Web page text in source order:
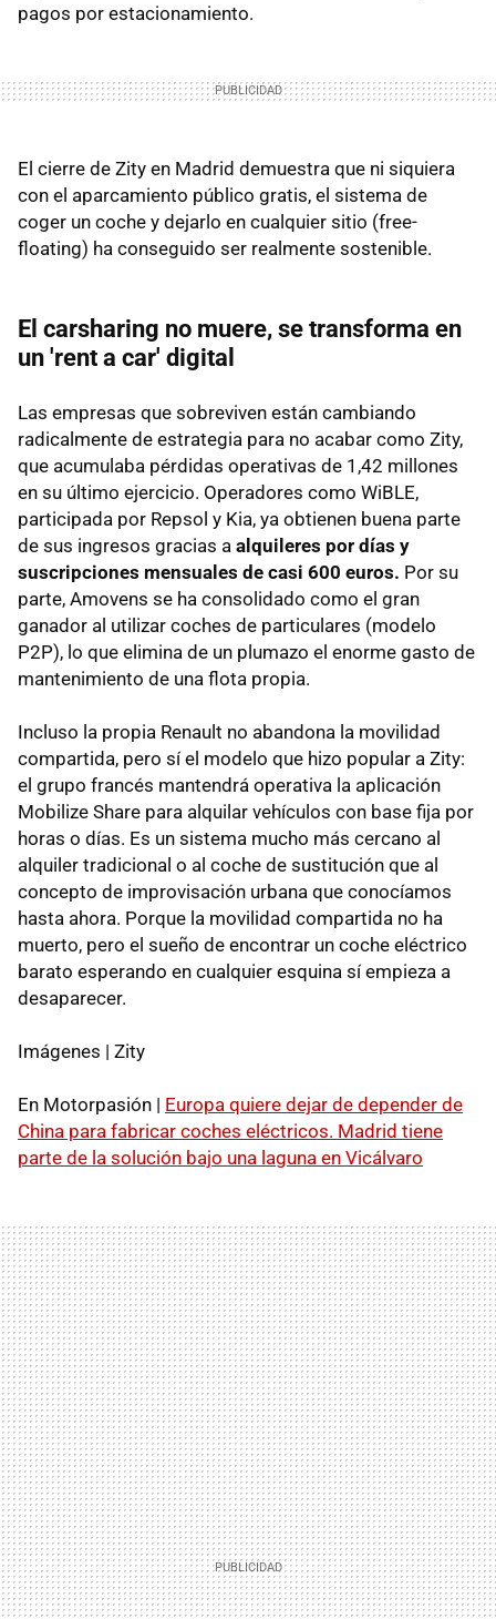
pagos por estacionamiento.
El cierre de Zity en Madrid demuestra que ni siquiera
con el aparcamiento público gratis, el sistema de
coger un coche y dejarlo en cualquier sitio (free-
floating) ha conseguido ser realmente sostenible.
El carsharing no muere, se transforma en
un 'rent a car' digital
Las empresas que sobreviven están cambiando
radicalmente de estrategia para no acabar como Zity,
que acumulaba pérdidas operativas de 1,42 millones
en su último ejercicio. Operadores como WiBLE,
participada por Repsol y Kia, ya obtienen buena parte
de sus ingresos gracias a alquileres por días y
suscripciones mensuales de casi 600 euros. Por su
parte, Amovens se ha consolidado como el gran
ganador al utilizar coches de particulares (modelo
P2P), lo que elimina de un plumazo el enorme gasto de
mantenimiento de una flota propia.
Incluso la propia Renault no abandona la movilidad
compartida, pero sí el modelo que hizo popular a Zity:
el grupo francés mantendrá operativa la aplicación
Mobilize Share para alquilar vehículos con base fija por
horas o días. Es un sistema mucho más cercano al
alquiler tradicional o al coche de sustitución que al
concepto de improvisación urbana que conocíamos
hasta ahora. Porque la movilidad compartida no ha
muerto, pero el sueño de encontrar un coche eléctrico
barato esperando en cualquier esquina sí empieza a
desaparecer.
Imágenes | Zity
En Motorpasión | Europa quiere dejar de depender de
China para fabricar coches eléctricos. Madrid tiene
parte de la solución bajo una laguna en Vicálvaro